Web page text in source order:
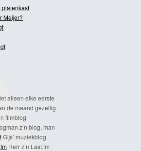
platenkast
Meijer?
alleen elke eerste
de maand gezellig
filmblog
z’n blog, man
Gijs’ muziekblog
Herr z’n Last.fm